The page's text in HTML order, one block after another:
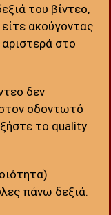
του βίντεο,
ακούγοντας
στο
δεν
οδοντωτό
το quality
πάνω δεξιά.